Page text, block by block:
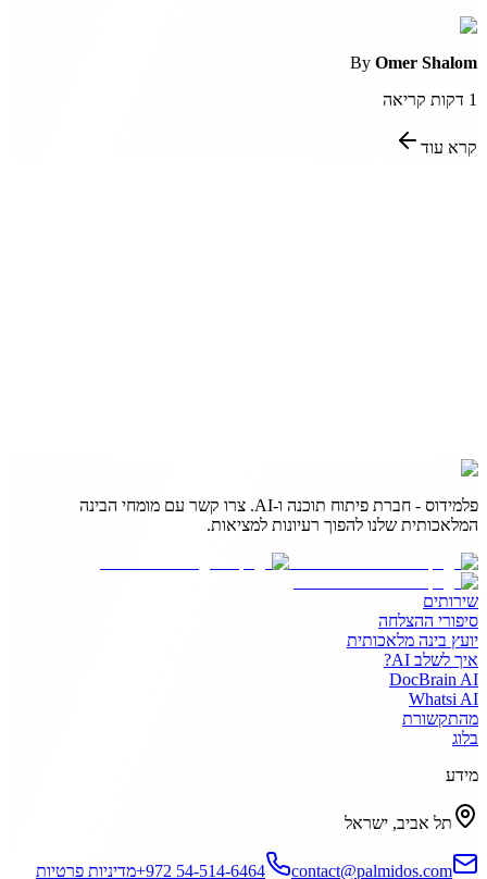
By Omer Shalom
1 דקות קריאה
קרא עוד
פלמידוס - חברת פיתוח תוכנה ו-AI. צרו קשר עם מומחי הבינה
המלאכותית שלנו להפוך רעיונות למציאות.
שירותים
סיפורי ההצלחה
יועץ בינה מלאכותית
איך לשלב AI?
DocBrain AI
Whatsi AI
מהתקשורת
בלוג
מידע
תל אביב, ישראל
contact@palmidos.com
+972 54-514-6464מדיניות פרטיות